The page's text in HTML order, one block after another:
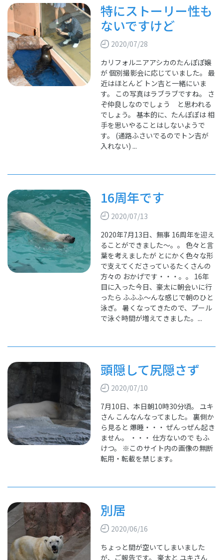
特にストーリー性も
ないですけど
2020/07/28
カリフォルニアアシカのたんぽぽ嬢
が 個別撮影会に応じていました。 最
近はほとんど トン吉と一緒にいま
す。 この写真はラブラブですね。 さ
ぞ仲良しなのでしょう と思われる
でしょう。 基本的に、たんぽぽは 相
手を思いやることはしないようで
す。 (通路ふさいでるのでトン吉が
入れない) ...
16周年です
2020/07/13
2020年7月13日、無事 16周年を迎え
ることができました～。。 色々と言
葉を考えましたが とにかく色々な形
で支えてくださっているたくさんの
方々の おかげです・・・。。 16年
目に入った今日、豪太に朝会いに行
ったら ふふふ～んな感じで朝のひと
泳ぎ。 暑くなってきたので、プール
で泳ぐ時間が増えてきました。...
頭隠して尻隠さず
2020/07/10
7月10日、本日朝10時30分頃。 ユキ
さん こんなんなってました。 裏側か
ら見ると 爆睡・・・ ぜんっぜん起き
ません。 ・・・ 仕方ないので もふ
けつ。 ※このサイト内の画像の無断
転用・転載を禁じます。
別居
2020/06/16
ちょっと間が空いてしまいました
が、ご報告です。 豪太と ユキさん